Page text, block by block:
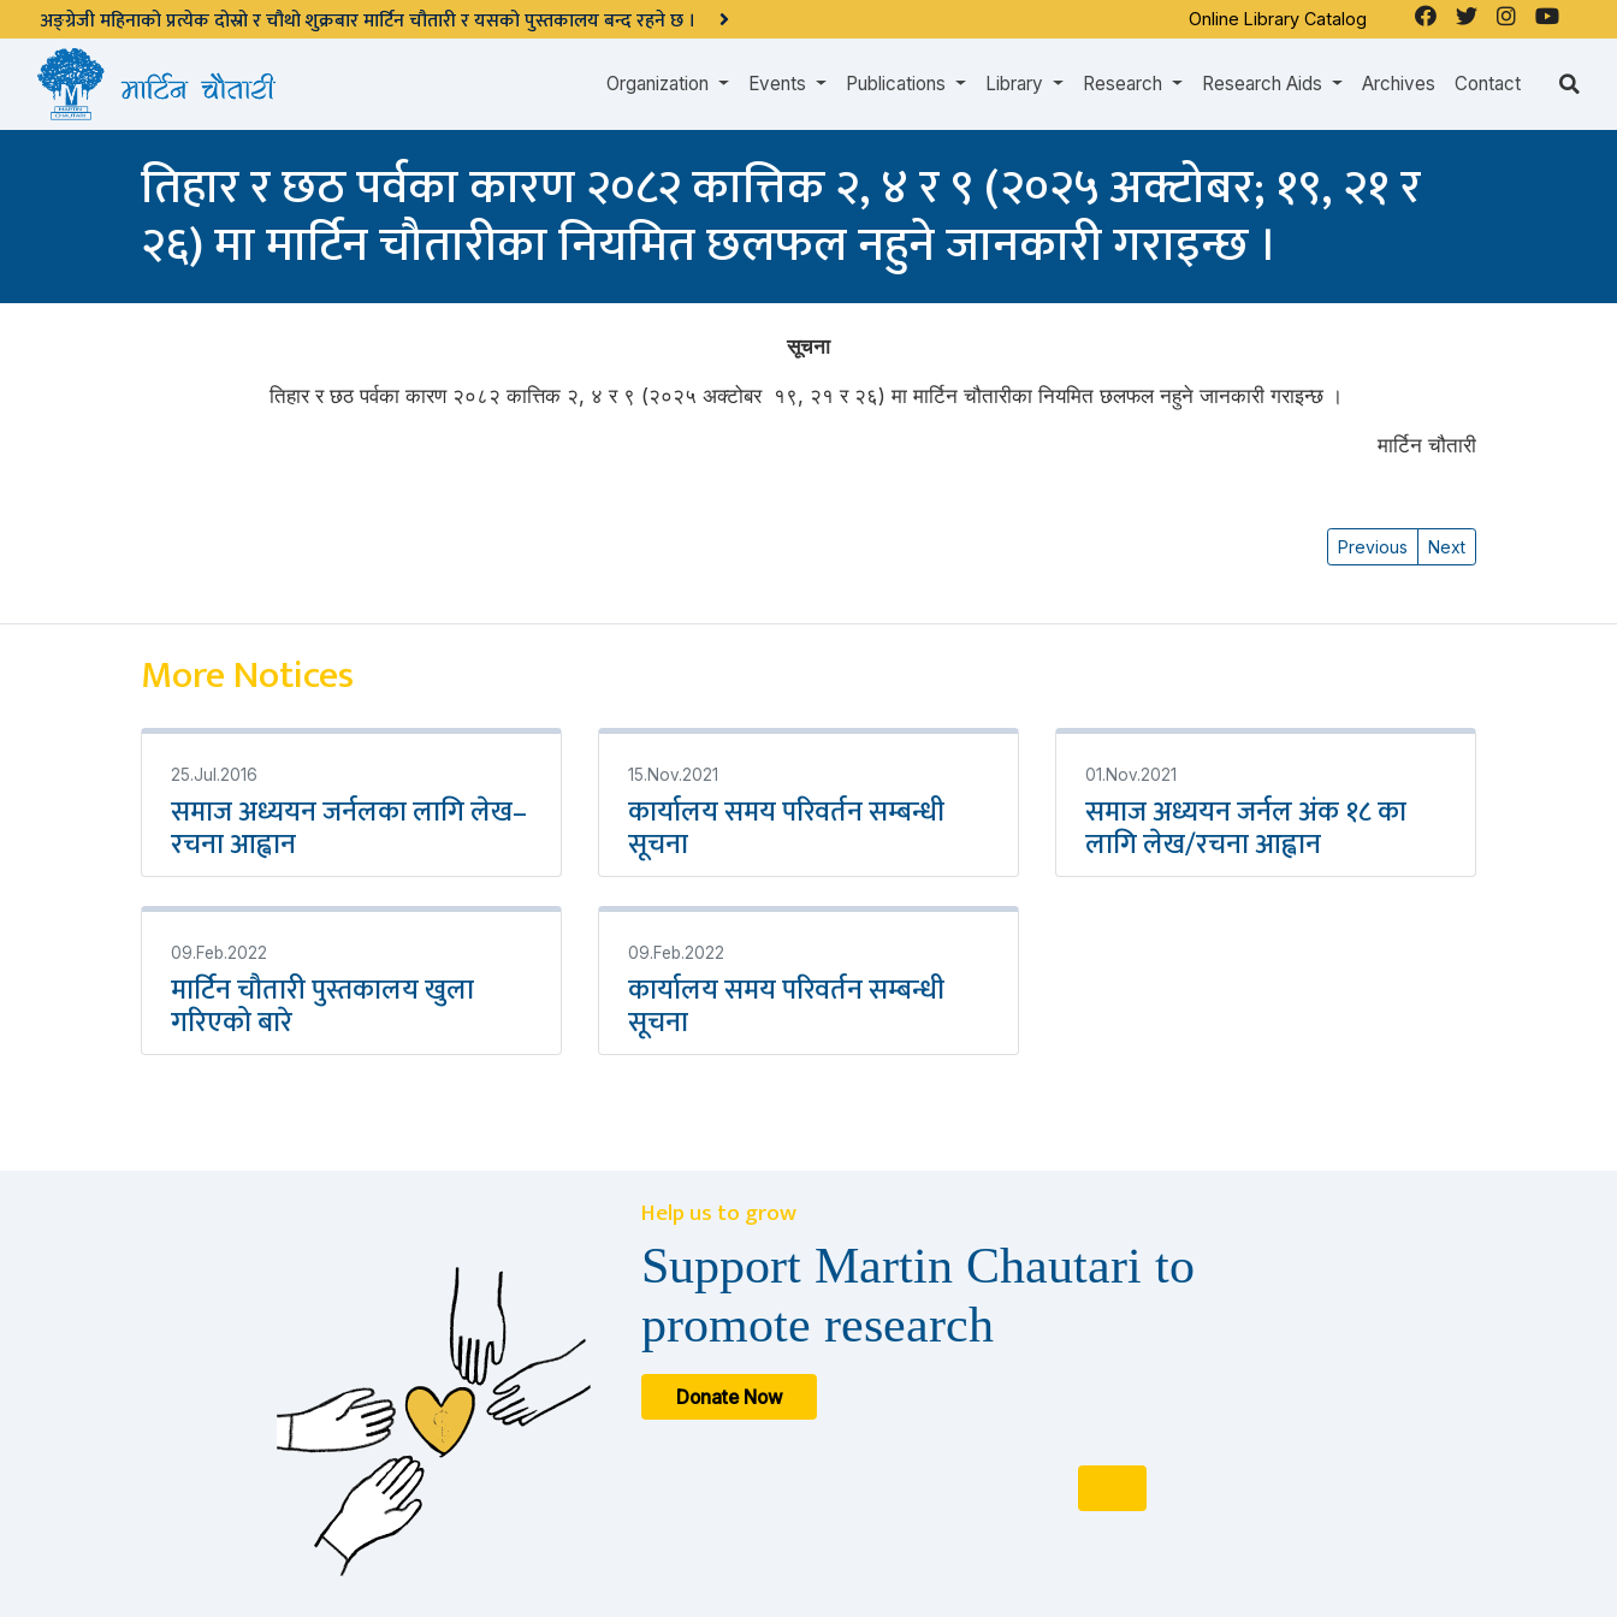
अङ्ग्रेजी महिनाको प्रत्येक दोस्रो र चौथो शुक्रबार मार्टिन चौतारी र यसको पुस्तकालय बन्द रहने छ । Online Library Catalog
Organization Events Publications Library Research Research Aids Archives Contact
तिहार र छठ पर्वका कारण २०८२ कात्तिक २, ४ र ९ (२०२५ अक्टोबर; १९, २१ र
२६) मा मार्टिन चौतारीका नियमित छलफल नहुने जानकारी गराइन्छ ।
सूचना
तिहार र छठ पर्वका कारण २०८२ कात्तिक २, ४ र ९ (२०२५ अक्टोबर १९, २१ र २६) मा मार्टिन चौतारीका नियमित छलफल नहुने जानकारी गराइन्छ ।
मार्टिन चौतारी
Previous Next
More Notices
25.Jul.2016
समाज अध्ययन जर्नलका लागि लेख–
रचना आह्वान
15.Nov.2021
कार्यालय समय परिवर्तन सम्बन्धी
सूचना
01.Nov.2021
समाज अध्ययन जर्नल अंक १८ का
लागि लेख/रचना आह्वान
09.Feb.2022
मार्टिन चौतारी पुस्तकालय खुला
गरिएको बारे
09.Feb.2022
कार्यालय समय परिवर्तन सम्बन्धी
सूचना
Help us to grow
Support Martin Chautari to
promote research
Donate Now